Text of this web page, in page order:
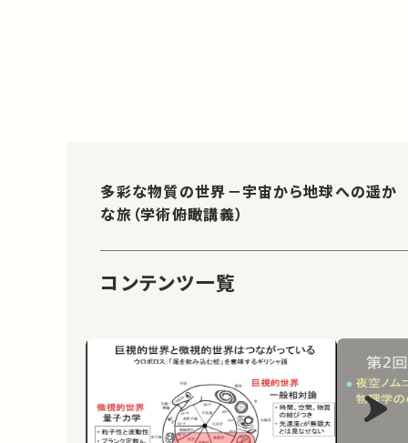
多彩な物質の世界－宇宙から地球への遥か
な旅（学術俯瞰講義）
コンテンツ一覧